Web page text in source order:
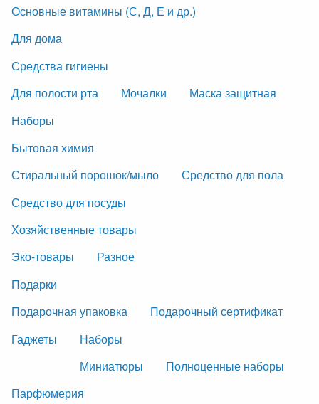
Основные витамины (С, Д, Е и др.)
Для дома
Средства гигиены
Для полости рта
Мочалки
Маска защитная
Наборы
Бытовая химия
Стиральный порошок/мыло
Средство для пола
Средство для посуды
Хозяйственные товары
Эко-товары
Разное
Подарки
Подарочная упаковка
Подарочный сертификат
Гаджеты
Наборы
Миниатюры
Полноценные наборы
Парфюмерия